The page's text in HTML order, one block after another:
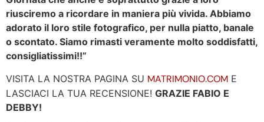
riusciremo a ricordare in maniera più vivida. Abbiamo
adorato il loro stile fotografico, per nulla piatto, banale
o scontato. Siamo rimasti veramente molto soddisfatti,
consigliatissimi!!”
VISITA LA NOSTRA PAGINA SU MATRIMONIO.COM E
LASCIACI LA TUA RECENSIONE! GRAZIE FABIO E
DEBBY!